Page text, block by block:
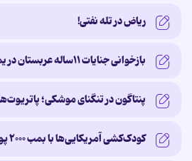
ریاض در تله نفتی!
بازخوانی جنایات ۱۱ساله‌ عربستان در یمن
پنتاگون در تنگنای موشکی؛
کودک‌کشی آمریکایی‌ها با بمب ۲۰۰۰ پوندی